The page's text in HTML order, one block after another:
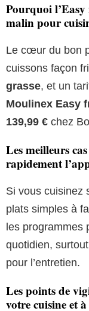
Pourquoi
malin pour
Le cœur du bon
cuissons façon
grasse, et un
Moulinex Easy
139,99 € chez
Les meilleurs
rapidement
Si vous cuisinez
plats simples à
les programmes
quotidien,
pour l’entretien.
Les points de
votre cuisine et